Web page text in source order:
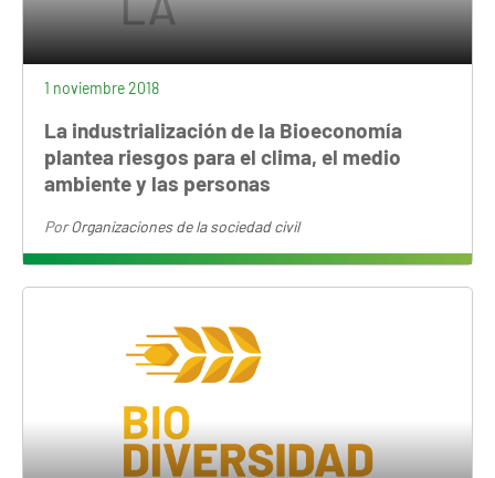
1 noviembre 2018
La industrialización de la Bioeconomía
plantea riesgos para el clima, el medio
ambiente y las personas
PorOrganizaciones de la sociedad civil